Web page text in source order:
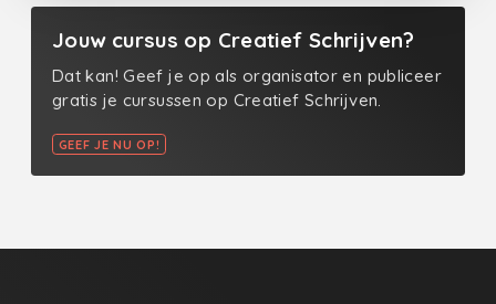
Jouw cursus op Creatief Schrijven?
Dat kan! Geef je op als organisator en publiceer
gratis je cursussen op Creatief Schrijven.
GEEF JE NU OP!